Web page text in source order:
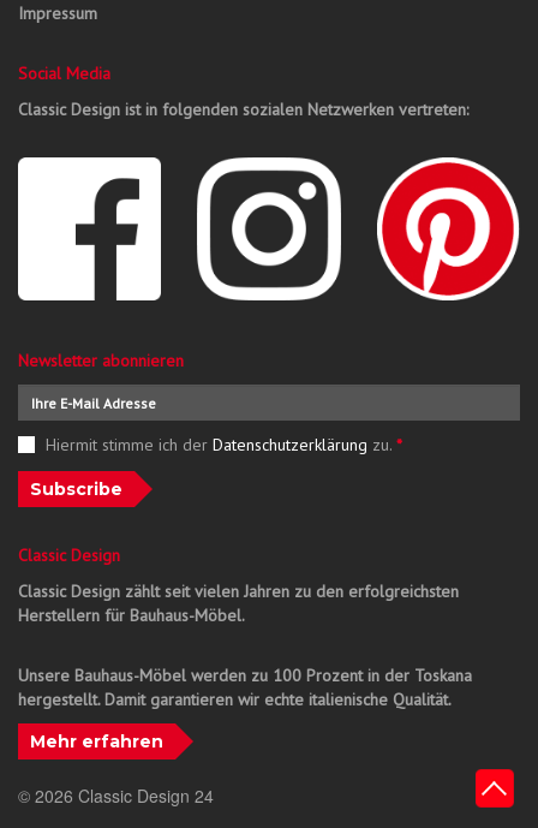
Impressum
Social Media
Classic Design ist in folgenden sozialen Netzwerken vertreten:
Newsletter abonnieren
Hiermit stimme ich der Datenschutzerklärung zu. *
Subscribe
Classic Design
Classic Design zählt seit vielen Jahren zu den erfolgreichsten
Herstellern für Bauhaus-Möbel.
Unsere Bauhaus-Möbel werden zu 100 Prozent in der Toskana
hergestellt. Damit garantieren wir echte italienische Qualität.
Mehr erfahren
© 2026 Classic Design 24